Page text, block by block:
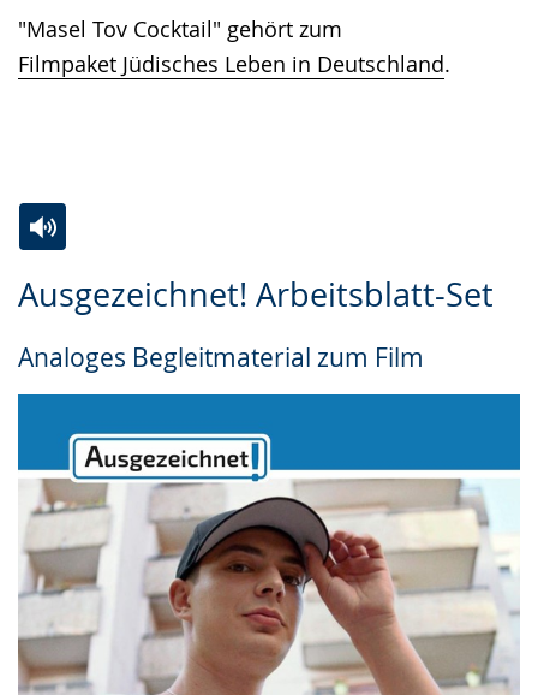
"Masel Tov Cocktail" gehört zum
Filmpaket Jüdisches Leben in Deutschland.
Ausgezeichnet! Arbeitsblatt-Set
Analoges Begleitmaterial zum Film
Leichten
wechseln.
Audio-
Video
Deutscher
angezeigt.